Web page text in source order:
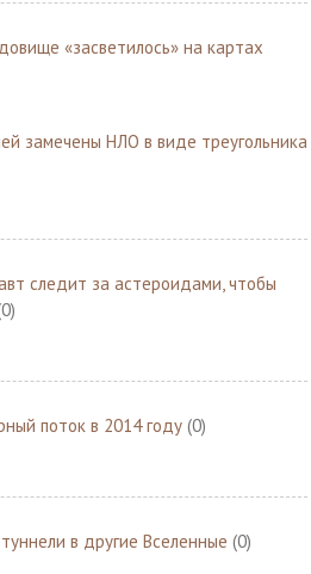
«засветилось» на картах
замечены НЛО в виде треугольника
следит за астероидами, чтобы
поток в 2014 году (0)
в другие Вселенные (0)